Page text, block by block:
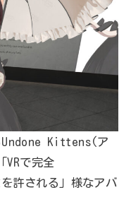
Undone Kittens(ア
VRで完全
許される」様なアバ